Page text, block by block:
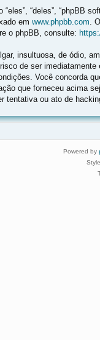
“deles”, “phpBB
em www.phpbb.com.
o phpBB, consulte:
insultuosa, de ódio,
de ser
Você concorda
que forneceu acima
tentativa ou ato de
Powered by